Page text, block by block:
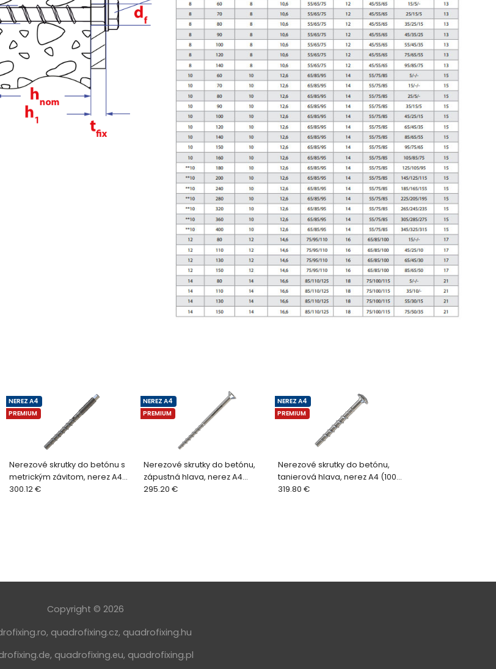
Nerezové skrutky do betónu s
metrickým závitom, nerez A4
(50 ks)
NEREZ A4
PREMIUM
300.12 €
Nerezové skrutky do betónu,
zápustná hlava, nerez A4
(50/100 ks)
NEREZ A4
PREMIUM
295.20 €
Nerezové skrutky do betónu,
tanierová hlava, nerez A4 (100
ks)
NEREZ A4
PREMIUM
319.80 €
Copyright © 2026
, quadrofixing.cz, quadrofixing.hu
, quadrofixing.eu, quadrofixing.pl